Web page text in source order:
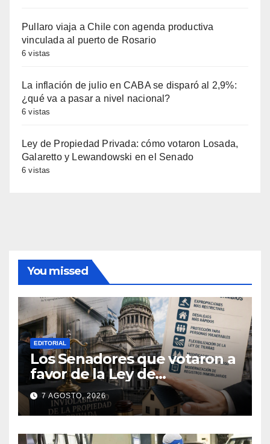
Pullaro viaja a Chile con agenda productiva
vinculada al puerto de Rosario
6 vistas
La inflación de julio en CABA se disparó al 2,9%:
¿qué va a pasar a nivel nacional?
6 vistas
Ley de Propiedad Privada: cómo votaron Losada,
Galaretto y Lewandowski en el Senado
6 vistas
You missed
EDITORIAL
Los Senadores que votaron a
favor de la Ley de
extranjerización de tierras
7 AGOSTO, 2026